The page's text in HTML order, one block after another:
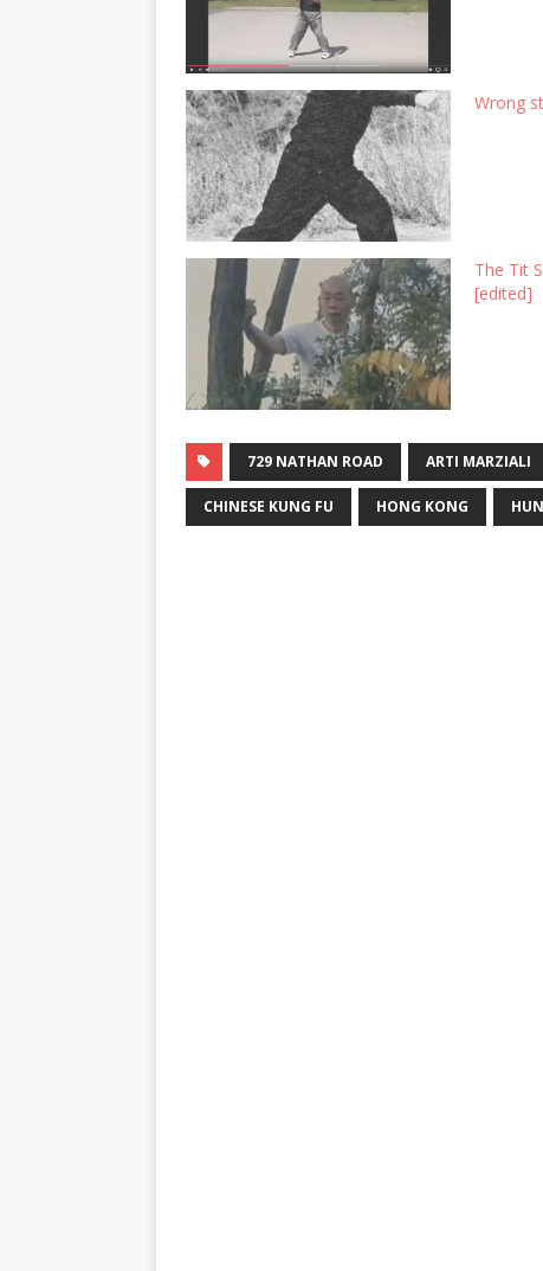
Wrong
The Tit
[edited]
729 NATHAN ROAD ARTI MARZIALI
CHINESE KUNG FU HONG KONG